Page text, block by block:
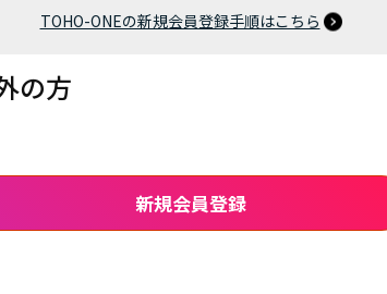
TOHO-ONEの新規会員登録手順はこちら
の方